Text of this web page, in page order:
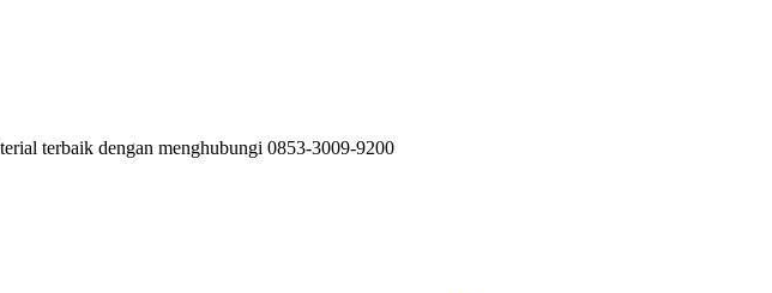
terbaik dengan menghubungi 0853-3009-9200